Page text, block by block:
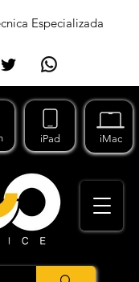
Especializada
iPad iMac